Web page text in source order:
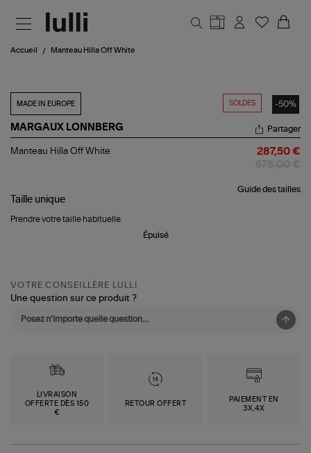
Accueil Manteau Hilla Off White
SOLDES -50%
MADE IN EUROPE
MARGAUX LONNBERG
Manteau
Partager
Manteau Hilla Off White 287,50 €
Guide des tailles
Taille unique
Prendre votre taille habituelle.
Épuisé
VOTRE CONSEILLÈRE LULLI
Une question sur ce produit ?
LIVRAISON
OFFERTE DÈS 150
€
RETOUR OFFERT
PAIEMENT EN
3X,4X